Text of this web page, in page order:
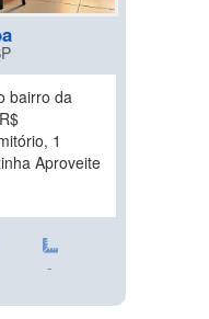
bairro da
1
Aproveite
-